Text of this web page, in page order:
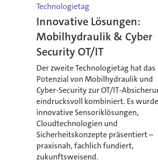
Technologietag
Innovative Lösungen:
Mobilhydraulik & Cyber
Security OT/IT
Der zweite Technologietag hat das
Potenzial von Mobilhydraulik und
Cyber‑Security zur OT/
eindrucksvoll kombiniert. Es
innovative Sensoriklösungen,
Cloudtechnologien und
Sicherheitskonzepte präsentiert –
praxisnah, fachlich fundiert,
zukunftsweisend.